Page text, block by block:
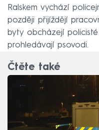
Ralskem vychází
později přijíždějí
byty obcházejí
prohledávají psovodi.
Čtěte také